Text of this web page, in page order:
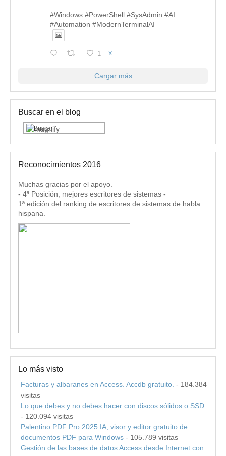
#Windows #PowerShell #SysAdmin #AI
#Automation #ModernTerminalAI
1 X
Cargar más
Buscar en el blog
Reconocimientos 2016
Muchas gracias por el apoyo.
- 4ª Posición, mejores escritores de sistemas -
1ª edición del ranking de escritores de sistemas de habla
hispana.
Lo más visto
Facturas y albaranes en Access. Accdb gratuito. - 184.384
visitas
Lo que debes y no debes hacer con discos sólidos o SSD
- 120.094 visitas
Palentino PDF Pro 2025 IA, visor y editor gratuito de
documentos PDF para Windows - 105.789 visitas
Gestión de las bases de datos Access desde Internet con